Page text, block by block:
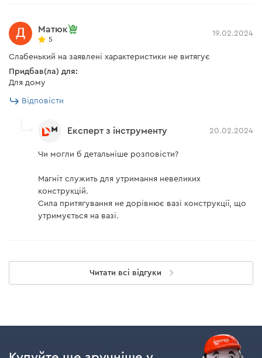
Матюк
5
19.02.2024
Слабенький на заявлені характеристики не витягує
Придбав(ла) для:
Для дому
Відповісти
Експерт з інструменту 20.02.2024
Чи могли б детальніше розповісти?
Магніт служить для утримання невеликих
конструкцій.
Сила притягування не дорівнює вазі конструкції, що
утримується на вазі.
Читати всі відгуки